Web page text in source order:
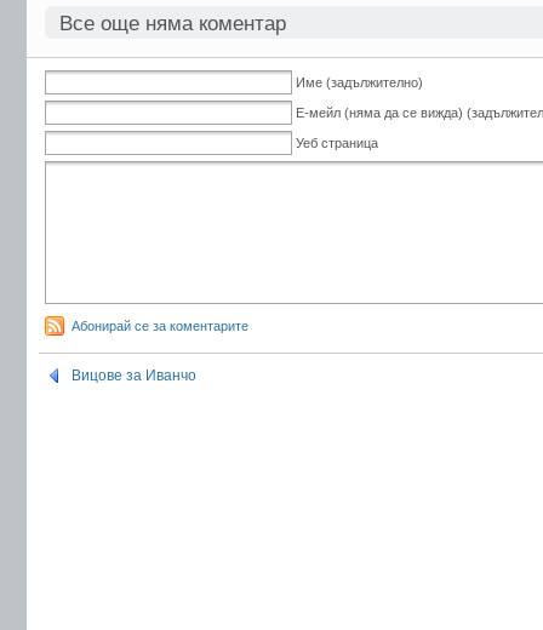
Все още няма коментар
Име (задължително)
Е-мейл (няма да се вижда)
Уеб страница
Абонирай се за коментарите
Вицове за Иванчо